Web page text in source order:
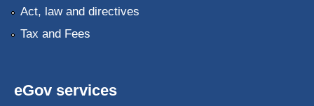
Act, law and directives
Tax and Fees
eGov services